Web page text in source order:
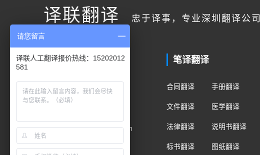
译联翻译 忠于译事，专业深圳翻译公司
联系我们
客户服务
400电话：400-178-1661
Email：fanyi@translian.com
笔译翻译
合同翻译
手册翻译
文件翻译
医学翻译
法律翻译
说明书翻译
标书翻译
图纸翻译
请您留言
译联人工翻译报价热线：15202012
581